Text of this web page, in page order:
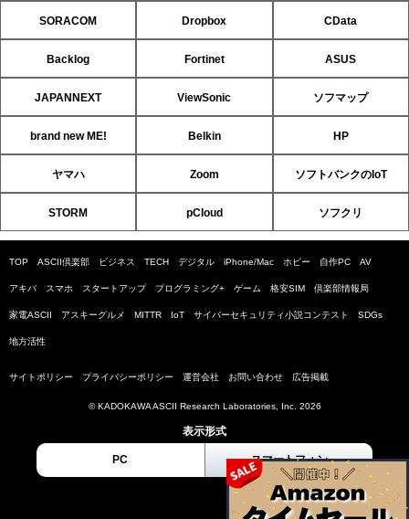
SORACOM Dropbox CData
Backlog Fortinet ASUS
JAPANNEXT ViewSonic ソフマップ
brand new ME! Belkin HP
ヤマハ Zoom ソフトバンクのIoT
STORM pCloud ソフクリ
TOP ASCII倶楽部 ビジネス TECH デジタル iPhone/Mac ホビー 自作PC AV
アキバ スマホ スタートアップ プログラミング+ ゲーム 格安SIM 倶楽部情報局
家電ASCII アスキーグルメ MITTR IoT サイバーセキュリティ小説コンテスト SDGs
地方活性
サイトポリシー プライバシーポリシー 運営会社 お問い合わせ 広告掲載
© KADOKAWA ASCII Research Laboratories, Inc. 2026
表示形式
PC スマートフォン